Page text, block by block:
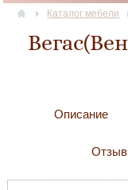
Каталог мебели
Описание